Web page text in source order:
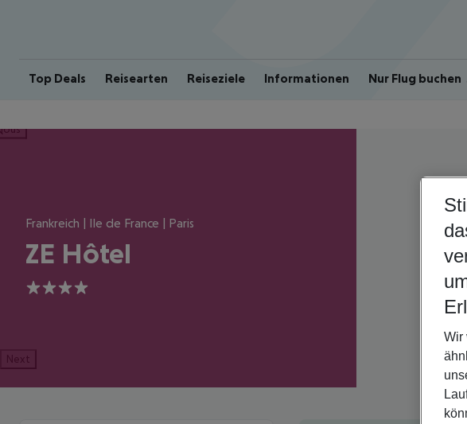
Top Deals Reisearten Reiseziele Informationen Nur Flug buchen
Frankreich | Ile de France | Paris
ZE Hôtel
4
Next
Wir